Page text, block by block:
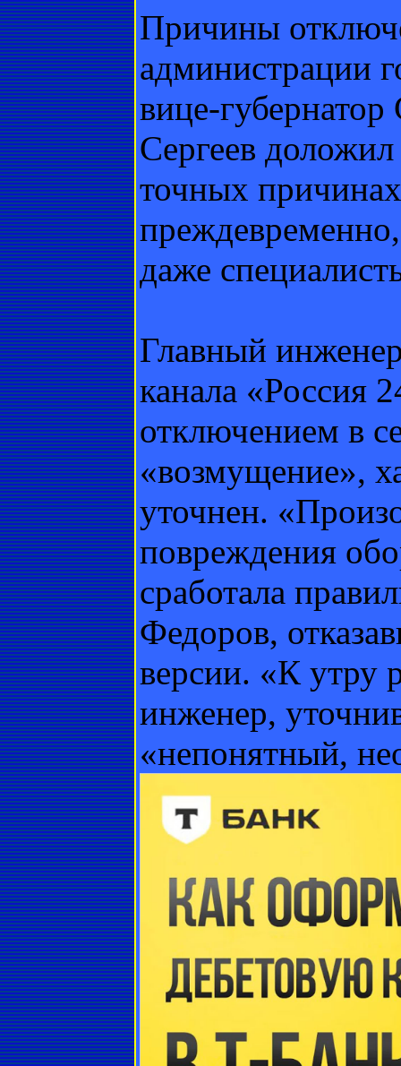
Причины
администрации
вице-
Сергеев
точных
даже
Главный
канала «Россия
отключением в
«возмущение»,
уточнен.
повреждения
сработала
Федоров,
версии. «К утру
инженер,
«непонятный,